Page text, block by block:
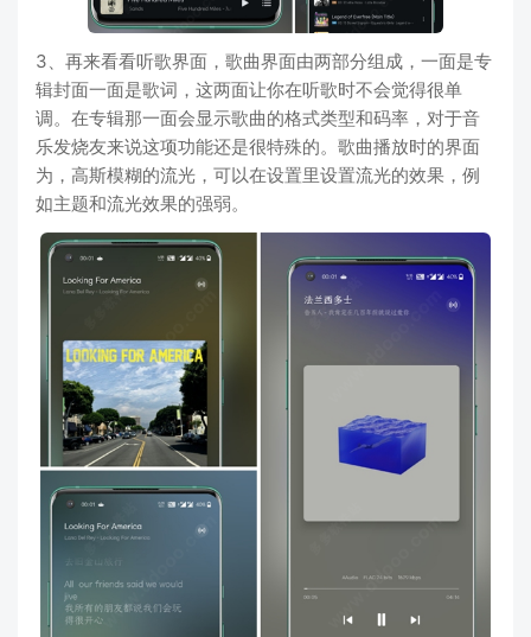
3、再来看看听歌界面，歌曲界面由两部分组成，一面是专
辑封面一面是歌词，这两面让你在听歌时不会觉得很单
调。在专辑那一面会显示歌曲的格式类型和码率，对于音
乐发烧友来说这项功能还是很特殊的。歌曲播放时的界面
为，高斯模糊的流光，可以在设置里设置流光的效果，例
如主题和流光效果的强弱。